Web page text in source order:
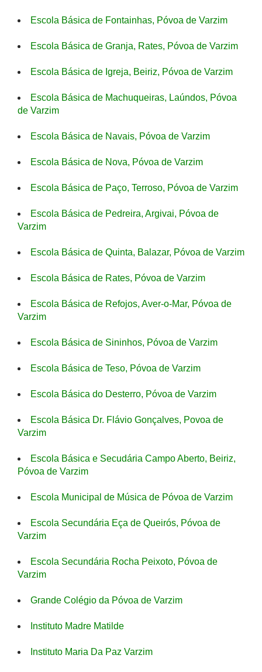
Escola Básica de Fontainhas, Póvoa de Varzim
Escola Básica de Granja, Rates, Póvoa de Varzim
Escola Básica de Igreja, Beiriz, Póvoa de Varzim
Escola Básica de Machuqueiras, Laúndos, Póvoa
de Varzim
Escola Básica de Navais, Póvoa de Varzim
Escola Básica de Nova, Póvoa de Varzim
Escola Básica de Paço, Terroso, Póvoa de Varzim
Escola Básica de Pedreira, Argivai, Póvoa de
Varzim
Escola Básica de Quinta, Balazar, Póvoa de Varzim
Escola Básica de Rates, Póvoa de Varzim
Escola Básica de Refojos, Aver-o-Mar, Póvoa de
Varzim
Escola Básica de Sininhos, Póvoa de Varzim
Escola Básica de Teso, Póvoa de Varzim
Escola Básica do Desterro, Póvoa de Varzim
Escola Básica Dr. Flávio Gonçalves, Povoa de
Varzim
Escola Básica e Secudária Campo Aberto, Beiriz,
Póvoa de Varzim
Escola Municipal de Música de Póvoa de Varzim
Escola Secundária Eça de Queirós, Póvoa de
Varzim
Escola Secundária Rocha Peixoto, Póvoa de
Varzim
Grande Colégio da Póvoa de Varzim
Instituto Madre Matilde
Instituto Maria Da Paz Varzim